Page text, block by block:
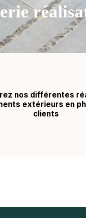
nos différentes
extérieurs en
clients